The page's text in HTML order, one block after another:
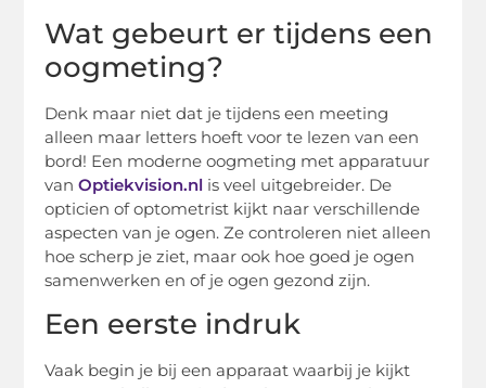
Wat gebeurt er tijdens een
oogmeting?
Denk maar niet dat je tijdens een meeting
alleen maar letters hoeft voor te lezen van een
bord! Een moderne oogmeting met apparatuur
vanOptiekvision.nl is veel uitgebreider. De
opticien of optometrist kijkt naar verschillende
aspecten van je ogen. Ze controleren niet alleen
hoe scherp je ziet, maar ook hoe goed je ogen
samenwerken en of je ogen gezond zijn.
Een eerste indruk
Vaak begin je bij een apparaat waarbij je kijkt